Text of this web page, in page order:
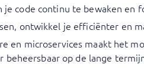
code continu te bewaken en
ontwikkel je efficiënter en
en microservices maakt het
beheersbaar op de lange